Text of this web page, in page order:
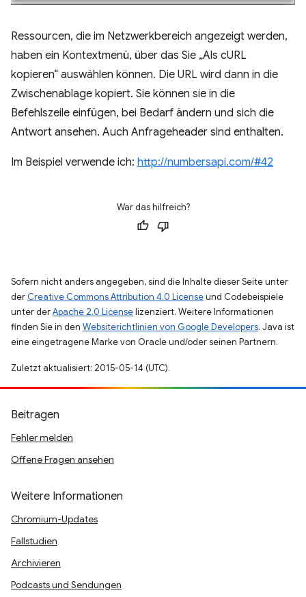
Ressourcen, die im Netzwerkbereich angezeigt werden,
haben ein Kontextmenü, über das Sie „Als cURL
kopieren“ auswählen können. Die URL wird dann in die
Zwischenablage kopiert. Sie können sie in die
Befehlszeile einfügen, bei Bedarf ändern und sich die
Antwort ansehen. Auch Anfrageheader sind enthalten.
Im Beispiel verwende ich: http://numbersapi.com/#42
War das hilfreich?
Sofern nicht anders angegeben, sind die Inhalte dieser Seite unter
der Creative Commons Attribution 4.0 Licenseund Codebeispiele
unter derApache 2.0 Licenselizenziert. Weitere Informationen
finden Sie in den Websiterichtlinien von Google Developers. Java ist
eine eingetragene Marke von Oracle und/oder seinen Partnern.
Zuletzt aktualisiert: 2015-05-14 (UTC).
Beitragen
Fehler melden
Offene Fragen ansehen
Weitere Informationen
Chromium-Updates
Fallstudien
Archivieren
Podcasts und Sendungen